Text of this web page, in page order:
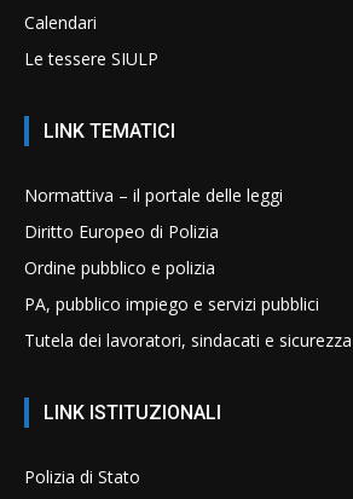
Calendari
Le tessere SIULP
LINK TEMATICI
Normattiva – il portale delle leggi
Diritto Europeo di Polizia
Ordine pubblico e polizia
PA, pubblico impiego e servizi pubblici
Tutela dei lavoratori, sindacati e
LINK ISTITUZIONALI
Polizia di Stato